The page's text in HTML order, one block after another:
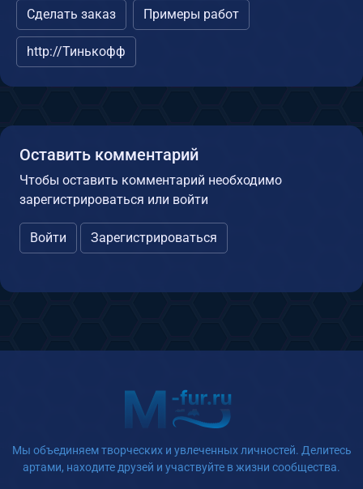
Сделать заказ Примеры работ
http://Тинькофф
Оставить комментарий
Чтобы оставить комментарий необходимо
зарегистрироваться или войти
Войти Зарегистрироваться
Мы объединяем творческих и увлеченных личностей. Делитесь
артами, находите друзей и участвуйте в жизни сообщества.